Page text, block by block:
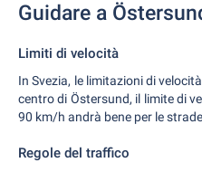
Guidare a
Limiti di velocità
In Svezia, le limitazioni di
centro di Östersund, il limite di
90 km/h andrà bene per le
Regole del traffico